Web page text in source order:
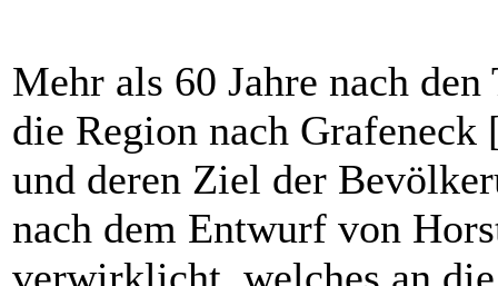
Mehr als 60 Jahre nach
die Region nach Grafeneck
und deren Ziel der
nach dem Entwurf von